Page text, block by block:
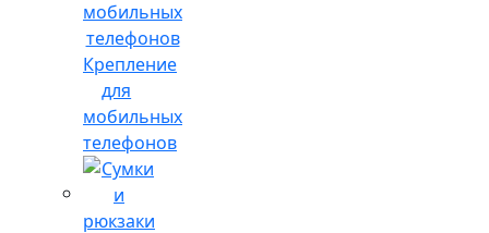
Крепление
для
мобильных
телефонов